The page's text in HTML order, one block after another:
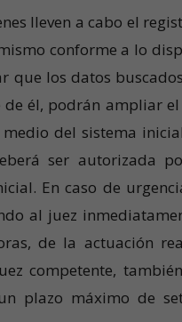
lleven a cabo el
conforme a lo
que los datos
él, podrán ampliar
del sistema
ser autorizada
En caso de
al juez
de la actuación
competente,
plazo máximo de